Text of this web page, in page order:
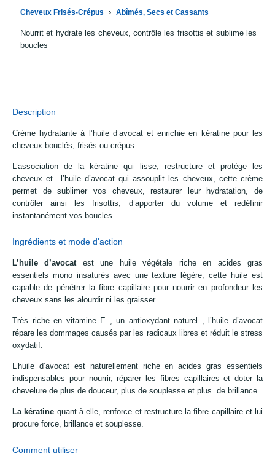
Cheveux Frisés-Crépus › Abîmés, Secs et Cassants
Nourrit et hydrate les cheveux, contrôle les frisottis et sublime les
boucles
Description
Crème hydratante à l’huile d’avocat et enrichie en kératine pour les
cheveux bouclés, frisés ou crépus.
L’association de la kératine qui lisse, restructure et protège les
cheveux et l’huile d’avocat qui assouplit les cheveux, cette crème
permet de sublimer vos cheveux, restaurer leur hydratation, de
contrôler ainsi les frisottis, d’apporter du volume et redéfinir
instantanément vos boucles.
Ingrédients et mode d'action
L’huile d’avocat est une huile végétale riche en acides gras
essentiels mono insaturés avec une texture légère, cette huile est
capable de pénétrer la fibre capillaire pour nourrir en profondeur les
cheveux sans les alourdir ni les graisser.
Très riche en vitamine E , un antioxydant naturel , l’huile d’avocat
répare les dommages causés par les radicaux libres et réduit le stress
oxydatif.
L’huile d’avocat est naturellement riche en acides gras essentiels
indispensables pour nourrir, réparer les fibres capillaires et doter la
chevelure de plus de douceur, plus de souplesse et plus de brillance.
La kératine quant à elle, renforce et restructure la fibre capillaire et lui
procure force, brillance et souplesse.
Comment utiliser